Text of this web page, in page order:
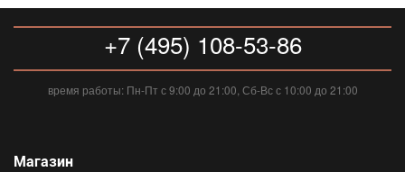
+7 (495) 108-53-86
время работы: Пн-Пт с 9:00 до 21:00, Сб-Вс с 10:00 до 21:00
Магазин